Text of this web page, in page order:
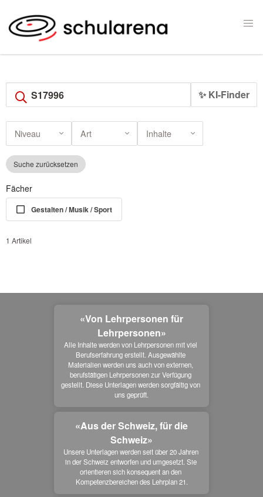
✨ KI-Finder
Niveau Art Inhalte
Suche zurücksetzen
Fächer
Gestalten / Musik / Sport
1 Artikel
«Von Lehrpersonen für
Lehrpersonen»
Alle Inhalte werden von Lehrpersonen mit viel
Berufserfahrung erstellt. Ausgewählte
Materialien werden uns auch von externen,
berufstätigen Lehrpersonen zur Verfügung
gestellt. Diese Unterlagen werden sorgfältig von
uns geprüft.
«Aus der Schweiz, für die
Schweiz»
Unsere Unterlagen werden seit über 20 Jahren
in der Schweiz entworfen und umgesetzt. Sie
orientieren sich konsequent an den
Kompetenzbereichen des Lehrplan 21.